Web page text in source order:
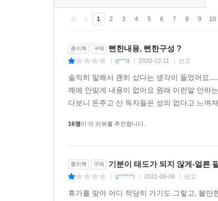
1 2 3 4 5 6 7 8 9 10
종이책 구매 뻔한내용, 뻔한구성 ?
q***d 2020-12-11 신고
솔직히 말해서 괜히 샀다는 생각이 들었어요
께에 안맞게 내용이 없어요 원래 이런말 안하
다보니 돈주고 산 독자들은 성의 없다고 느껴
16명이 이 리뷰를 추천합니다.
종이책 구매 기분이 태도가 되지 않게-얼른
g******i 2021-08-06 신고
휴가를 맞아 어디 적당히 가기도 그렇고, 볼